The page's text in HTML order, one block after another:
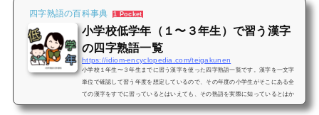
四字熟語の百科事典 1 Pocket
小学校低学年（１〜３年生）で習う漢字
の四字熟語一覧
https://idiom-encyclopedia.com/teigakunen
小学校１年生〜３年生までに習う漢字を使った四字熟語一覧です。漢字を一文字
単位で確認して習う年度を想定しているので、その年度の小学生がそこにある全
ての漢字をすでに習っているとはいえても、その熟語を実際に知っているとはか
ぎりません。小学校４年生〜６年生までに習う漢字で書ける四字熟語は、「小学